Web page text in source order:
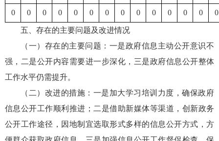
0 0 0 0 0 0 0 0 0 0 0 0 0 0
五、存在的主要问题及改进情况
（一）存在的主要问题：一是政府信息主动公开意识不
强，二是公开内容需要进一步深化，三是政府信息公开整体
工作水平仍需提升。
（二）改进的措施：一是加大学习培训力度，确保政府
信息公开工作顺利推进；二是借助新媒体等渠道，创新政务
公开工作途径，因地制宜选取形式多样的信息公开方式，方